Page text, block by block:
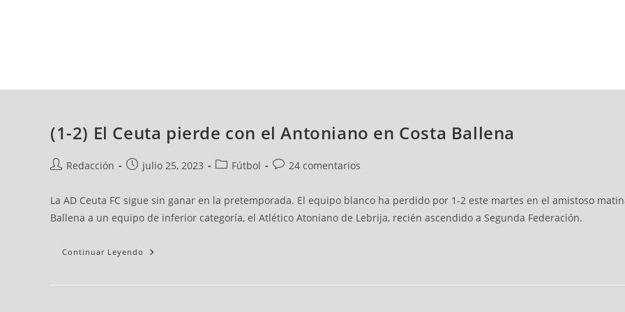
(1-2) El Ceuta pierde con el Antoniano en Costa Ballena
Redacción julio 25, 2023 Fútbol 24 comentarios
La AD Ceuta FC sigue sin ganar en la pretemporada. El equipo blanco ha perdido por 1-2 este martes en el amistoso
Ballena a un equipo de inferior categoría, el Atlético Atoniano de Lebrija, recién ascendido a Segunda Federación.
Continuar Leyendo